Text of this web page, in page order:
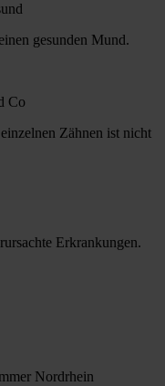
gesunden Mund.
Co
Zähnen ist nicht
Erkrankungen.
Nordrhein